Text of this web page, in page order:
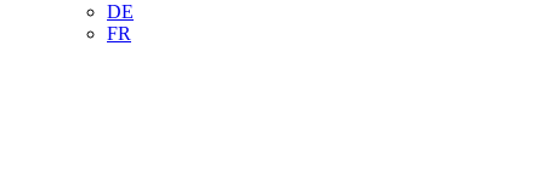
DE
FR